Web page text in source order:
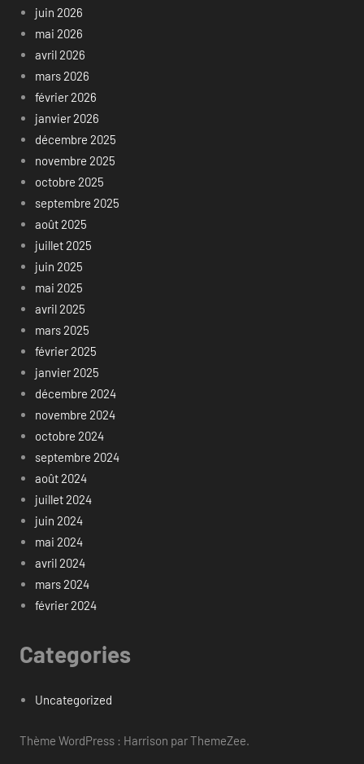
juin 2026
mai 2026
avril 2026
mars 2026
février 2026
janvier 2026
décembre 2025
novembre 2025
octobre 2025
septembre 2025
août 2025
juillet 2025
juin 2025
mai 2025
avril 2025
mars 2025
février 2025
janvier 2025
décembre 2024
novembre 2024
octobre 2024
septembre 2024
août 2024
juillet 2024
juin 2024
mai 2024
avril 2024
mars 2024
février 2024
Categories
Uncategorized
Thème WordPress : Harrison par ThemeZee.